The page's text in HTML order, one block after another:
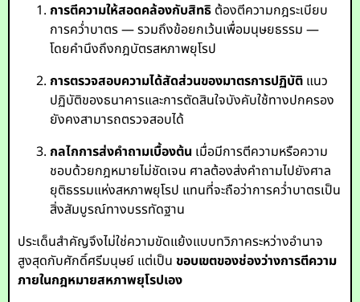
การตีความให้สอดคล้องกับสิทธิ ต้องตีความกฎระเบียบ
การคว่ำบาตร — รวมถึงข้อยกเว้นเพื่อมนุษยธรรม —
โดยคำนึงถึงกฎบัตรสหภาพยุโรป
การตรวจสอบความได้สัดส่วนของมาตรการปฏิบัติ แนว
ปฏิบัติของธนาคารและการตัดสินใจบังคับใช้ทางปกครอง
ยังคงสามารถตรวจสอบได้
กลไกการส่งคำถามเบื้องต้น เมื่อมีการตีความหรือความ
ชอบด้วยกฎหมายไม่ชัดเจน ศาลต้องส่งคำถามไปยังศาล
ยุติธรรมแห่งสหภาพยุโรป แทนที่จะถือว่าการคว่ำบาตรเป็น
สิ่งสัมบูรณ์ทางบรรทัดฐาน
ประเด็นสำคัญจึงไม่ใช่ความขัดแย้งแบบทวิภาคระหว่างอำนาจ
สูงสุดกับศักดิ์ศรีมนุษย์ แต่เป็นขอบเขตของช่องว่างการตีความ
ภายในกฎหมายสหภาพยุโรปเอง